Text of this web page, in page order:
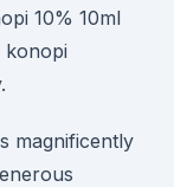
10% 10ml
konopi
magnificently